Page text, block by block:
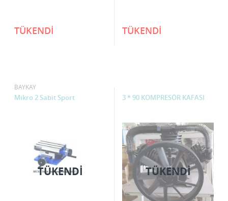
TÜKENDİ TÜKENDİ
BAYKAY
Mikro 2 Sabit Sport
TÜKENDI
3 * 90 KOMPRESÖR KAFASI
TÜKENDI